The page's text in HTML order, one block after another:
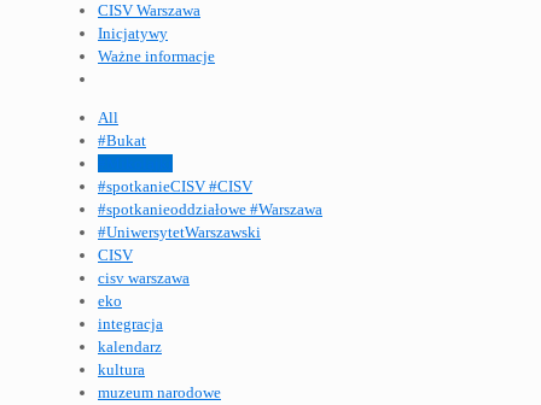
CISV Warszawa
Inicjatywy
Ważne informacje
All
#Bukat
#spotkanieCISV #CISV
#spotkanieoddziałowe #Warszawa
#UniwersytetWarszawski
CISV
cisv warszawa
eko
integracja
kalendarz
kultura
muzeum narodowe